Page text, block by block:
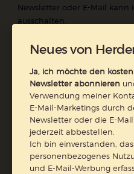
Newsletter oder E-Mail kann
ausschalten.
Datenschutzhinweisen.
E-Mail
Neues von
Ja, ich möchte den
Newsletter abonnieren
Verwendung meiner
E-Mail-Marketings durch
Newsletter oder die E-
jederzeit abbestellen.
Ich bin einverstanden,
personenbezogenes
und E-Mail-Werbung